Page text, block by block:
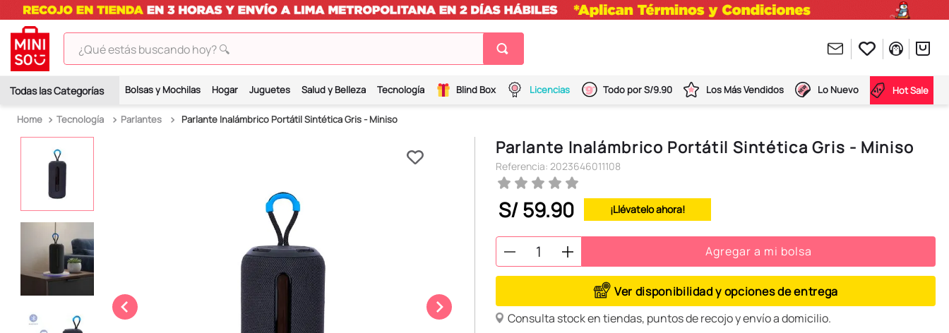
¿Qué estás buscando hoy? 🔍
Bolsas y Mochilas Hogar Juguetes Salud y Belleza Tecnología Blind Box Licencias Todo por S/9.90 Los Más Vendidos Lo Nuevo Hot Sale
Tecnología Parlantes Parlante Inalámbrico Portátil Sintética Gris - Miniso
Parlante Inalámbrico Portátil Sintética Gris - Miniso
Referencia: 2023646011108
S/59.90 ¡Llévatelo ahora!
Agregar a mi bolsa
Ver disponibilidad y opciones de entrega
Consulta stock en tiendas, puntos de recojo y envío a domicilio.
2.
hello kitty